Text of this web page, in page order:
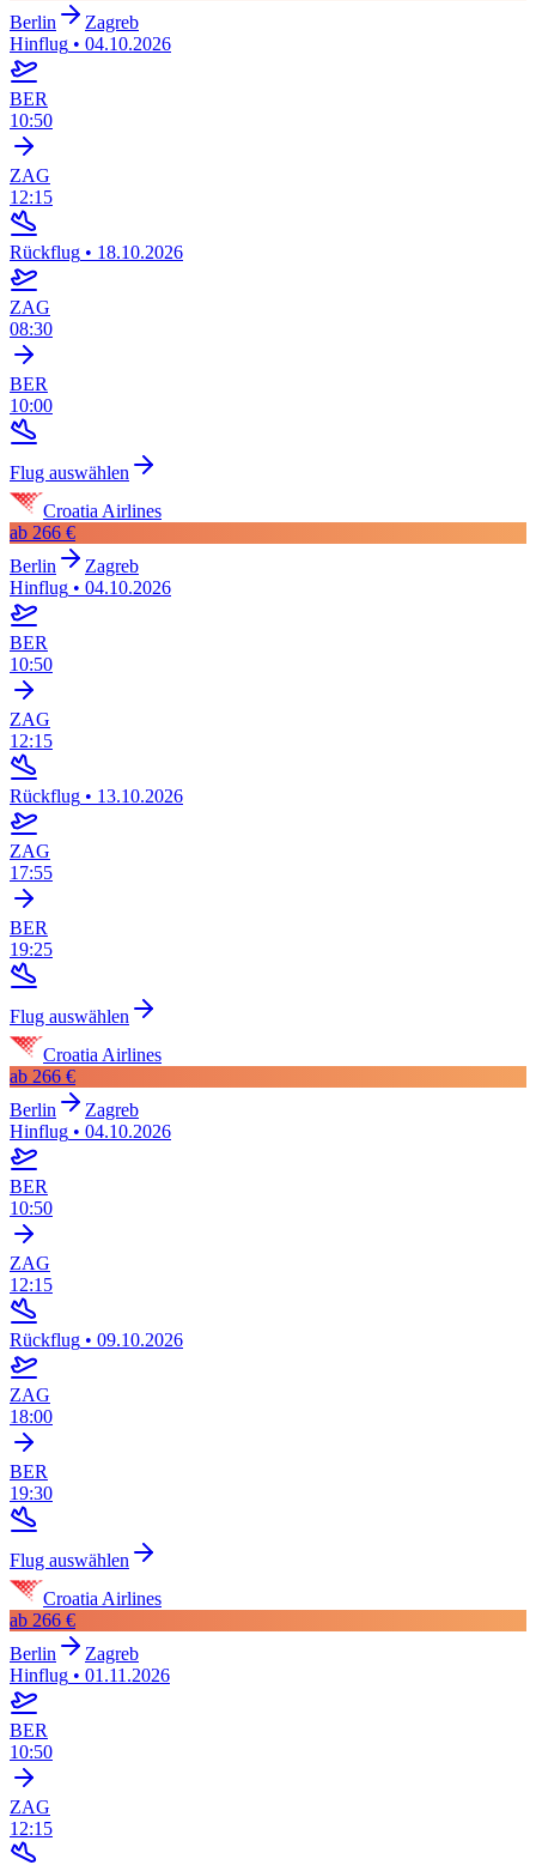
Berlin
Zagreb
Hinflug • 04.10.2026
BER
10:50
ZAG
12:15
Rückflug • 18.10.2026
ZAG
08:30
BER
10:00
Flug auswählen
Croatia Airlines
ab 266 €
Berlin
Zagreb
Hinflug • 04.10.2026
BER
10:50
ZAG
12:15
Rückflug • 13.10.2026
ZAG
17:55
BER
19:25
Flug auswählen
Croatia Airlines
ab 266 €
Berlin
Zagreb
Hinflug • 04.10.2026
BER
10:50
ZAG
12:15
Rückflug • 09.10.2026
ZAG
18:00
BER
19:30
Flug auswählen
Croatia Airlines
ab 266 €
Berlin
Zagreb
Hinflug • 01.11.2026
BER
10:50
ZAG
12:15